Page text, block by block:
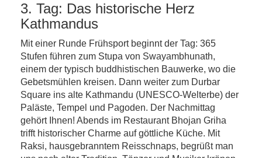
3. Tag: Das historische Herz
Kathmandus
Mit einer Runde Frühsport beginnt der Tag: 365
Stufen führen zum Stupa von Swayambhunath,
einem der typisch buddhistischen Bauwerke, wo die
Gebetsmühlen kreisen. Dann weiter zum Durbar
Square ins alte Kathmandu (UNESCO-Welterbe) der
Paläste, Tempel und Pagoden. Der Nachmittag
gehört Ihnen! Abends im Restaurant Bhojan Griha
trifft historischer Charme auf göttliche Küche. Mit
Raksi, hausgebranntem Reisschnaps, begrüßt man